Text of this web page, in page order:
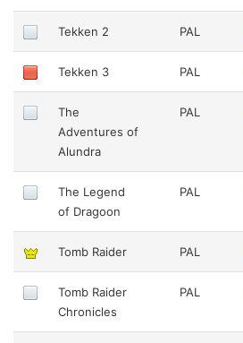
Tekken 2 PAL
Tekken 3 PAL
The
Adventures of
Alundra
PAL
The Legend
of Dragoon
PAL
Tomb Raider PAL
Tomb Raider
Chronicles
PAL